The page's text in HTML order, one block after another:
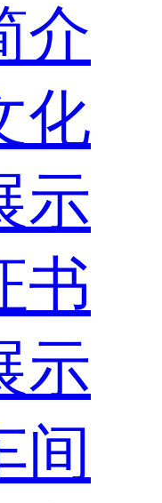
介
化
示
书
示
间